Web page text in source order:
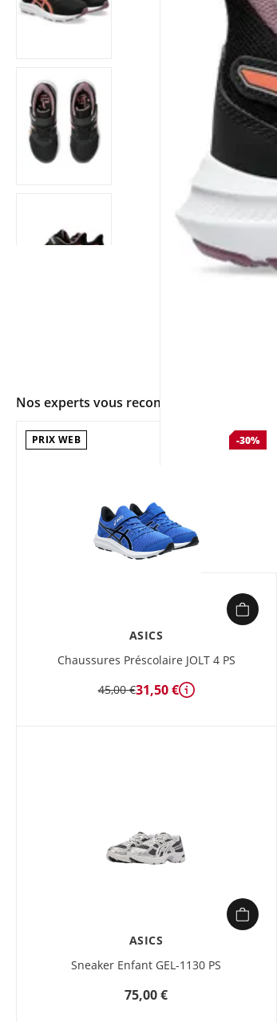
Nos experts vous recommandent
PRIX WEB -30%
ASICS
Chaussures Préscolaire JOLT 4 PS
45,00 €31,50 € Détails
ASICS
Sneaker Enfant GEL-1130 PS
75,00 €